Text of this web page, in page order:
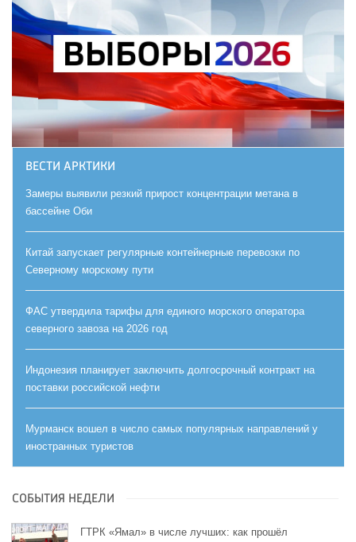
ВЕСТИ АРКТИКИ
Замеры выявили резкий прирост концентрации метана в
бассейне Оби
Китай запускает регулярные контейнерные перевозки по
Северному морскому пути
ФАС утвердила тарифы для единого морского оператора
северного завоза на 2026 год
Индонезия планирует заключить долгосрочный контракт на
поставки российской нефти
Мурманск вошел в число самых популярных направлений у
иностранных туристов
СОБЫТИЯ НЕДЕЛИ
ГТРК «Ямал» в числе лучших: как прошёл